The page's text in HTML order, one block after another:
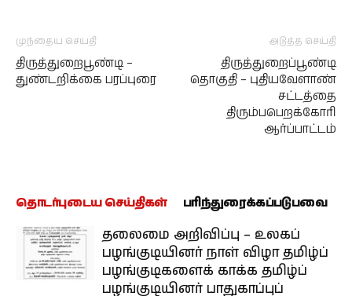
முந்தைய செய்தி
திருத்துறைபூண்டி –
துண்டறிக்கை பரப்புரை
அடுத்த செய்தி
திருத்துறைப்பூண்டி
தொகுதி – புதியவேளாண்
சட்டத்தை
திரும்பபெறக்கோரி
ஆர்ப்பாட்டம்
தொடர்புடைய செய்திகள் பரிந்துரைக்கப்படுபவை
தலைமை அறிவிப்பு – உலகப்
பழங்குடியினர் நாள் விழா தமிழ்ப்
பழங்குடிகளைக் காக்க தமிழ்ப்
பழங்குடியினர் பாதுகாப்புப்